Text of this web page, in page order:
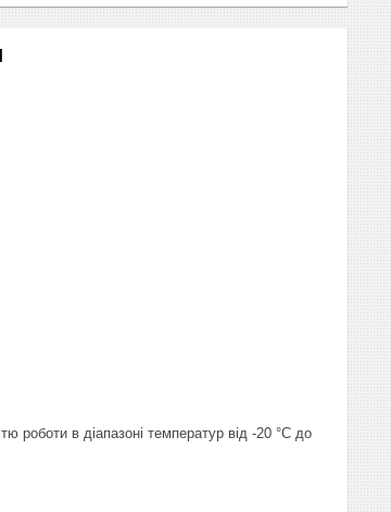
роботи в діапазоні температур від -20 °C до